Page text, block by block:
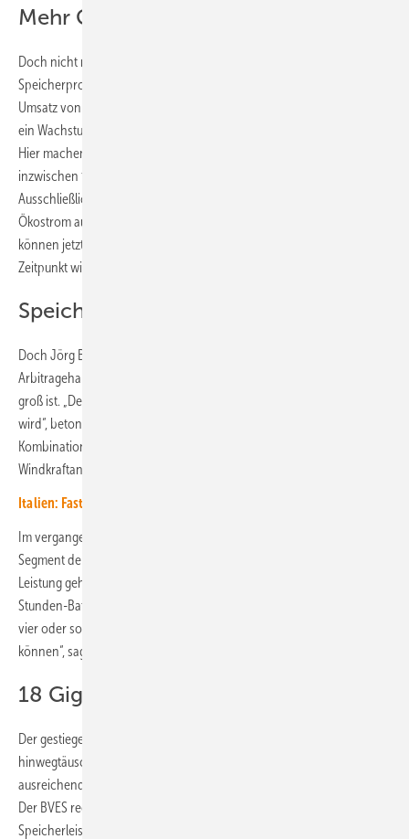
Mehr Großspeicher gebaut
Doch nicht nur im Gewerbe, sondern auch bei den großen
Speicherprojekten kommt der Markt langsam in Schwung. Hier ist der
Umsatz von 755 Millionen Euro auf 1,367 Milliarden Euro gestiegen –
ein Wachstum um gut 80 Prozent, wenn auch auf niedrigem Niveau.
Hier machen sich die neuen Möglichkeiten bemerkbar. So sind
inzwischen für fast alle Speicher die Anforderung der
Ausschließlichkeit gefallen. Das bedeutet, dass sie nicht mehr nur
Ökostrom aufnehmen und ins Netz einspeisen dürfen. Die Anlagen
können jetzt auch Netzstrom zwischenlagern und zu einem späteren
Zeitpunkt wieder einspeisen.
Speicher vielfältig nutzen
Doch Jörg Blaurock von 3 Energie Consulting sieht in diesem
Arbitragehandel nicht die alleinige Zukunft, auch wenn das Potenzial
groß ist. „Der Mulituse-Einsatz ist das Geschäftsmodell, das kommen
wird“, betont er. Vor allem die sogenannte Co-location, also die
Kombination von Großspeichern mit Solarparks oder
Windkraftanlagen, hat ein riesiges Potenzial.
Italien: Fast 13 Gigawattstunden Speicherkapazität installiert
Im vergangenen Jahr wurde auch deutlich, dass der Trend im
Segment der Großspeicher hin zu mehr Volumen bei gleichbleibender
Leistung geht. „Wir sehen, dass die Entwicklung von Ein- auf Zwei-
Stunden-Batterien geht. Es gibt auch schon die ersten Speicher, die
vier oder sogar acht Stunden Strom mit voller Leistung einspeisen
können“, sagt Urban Windelen.
18 Gigawatt bis 2030 notwendig
Der gestiegene Zubau von Großspeichern kann aber nicht darüber
hinwegtäuschen, dass noch viele Baustellen offen sind, um
ausreichend Speicherkapazität für die Energiewende bereitzustellen.
Der BVES rechnet damit, dass bis 2030 etwa 18 Gigawatt
Speicherleistung am Netz sind. Derzeit liegt die Leistung bei 1,8